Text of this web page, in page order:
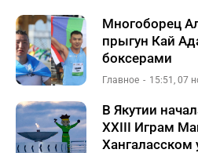
Многоборец
прыгун Кай
боксерами
Главное 15:51, 07
В Якутии
XXIII Играм
Хангаласском